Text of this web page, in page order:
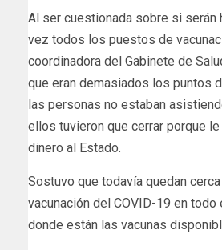
Al ser cuestionada sobre si serán
vez todos los puestos de
coordinadora del Gabinete de
que eran demasiados los puntos
las personas no estaban
ellos tuvieron que cerrar porque
dinero al Estado.
Sostuvo que todavía quedan
vacunación del COVID-19 en todo
donde están las vacunas